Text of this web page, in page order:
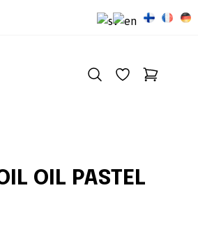
OIL PASTEL